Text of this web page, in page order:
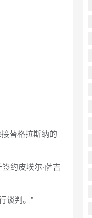
替格拉斯纳的
约皮埃尔·萨吉
谈判。”